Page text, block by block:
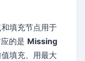
填充节点用于
的是 Missing
填充、用最大